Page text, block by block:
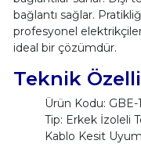
bağlantı sağlar.
profesyonel
ideal bir çözümdür.
Teknik
Ürün Kodu: GBE-
Tip: Erkek İzoleli
Kablo Kesit